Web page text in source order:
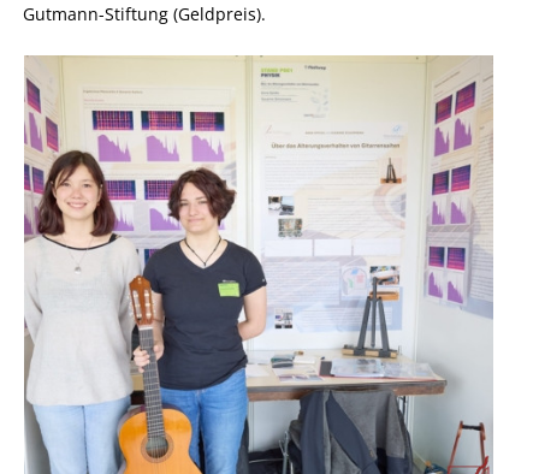
Gutmann-Stiftung (Geldpreis).